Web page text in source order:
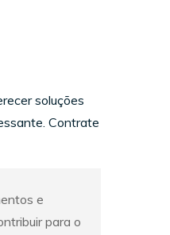
soluções
Contrate
e
para o